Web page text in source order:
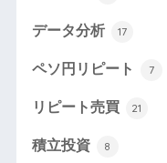
データ分析 17
ペソ円リピート 7
リピート売買 21
積立投資 8